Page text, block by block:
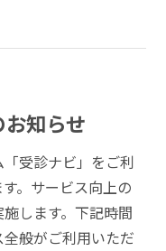
知らせ
受診ナビ」をご利
。サービス向上の
します。下記時間
般がご利用いただ